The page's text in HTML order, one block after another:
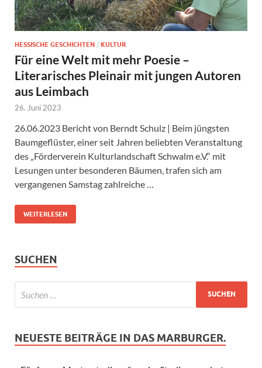
HESSISCHE GESCHICHTEN / KULTUR
Für eine Welt mit mehr Poesie –
Literarisches Pleinair mit jungen Autoren
aus Leimbach
26. Juni 2023
26.06.2023 Bericht von Berndt Schulz | Beim jüngsten
Baumgeflüster, einer seit Jahren beliebten Veranstaltung
des „Förderverein Kulturlandschaft Schwalm e.V.“ mit
Lesungen unter besonderen Bäumen, trafen sich am
vergangenen Samstag zahlreiche …
WEITERLESEN
SUCHEN
NEUESTE BEITRÄGE IN DAS MARBURGER.